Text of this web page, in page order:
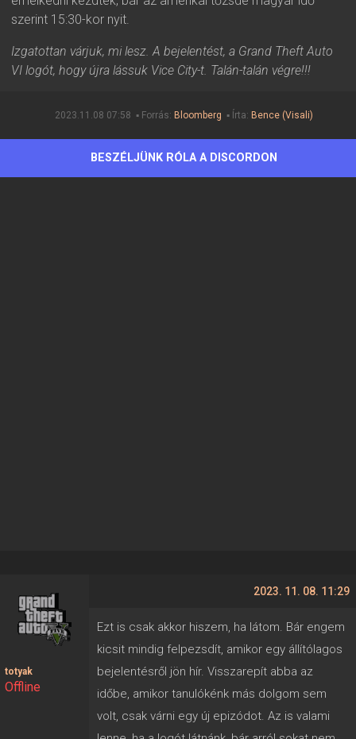
szerint 15:30-kor nyit.
Izgatottan várjuk, mi lesz. A bejelentést, a Grand Theft Auto
VI logót, hogy újra lássuk Vice City-t. Talán-talán végre!!!
2023.11.08 07:58 ▪ Forrás: Bloomberg ▪ Írta: Bence (Visali)
BESZÉLJÜNK RÓLA A DISCORDON
totyak
Offline
2023. 11. 08. 11:29
Ezt is csak akkor hiszem, ha látom. Bár engem
kicsit mindig felpezsdít, amikor egy állítólagos
bejelentésről jön hír. Visszarepít abba az
időbe, amikor tanulókénk más dolgom sem
volt, csak várni egy új epizódot. Az is valami